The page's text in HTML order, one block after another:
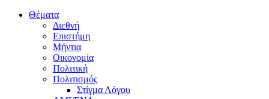
Θέματα
Διεθνή
Επιστήμη
Μήντια
Οικονομία
Πολιτική
Πολιτισμός
Στίγμα Λόγου